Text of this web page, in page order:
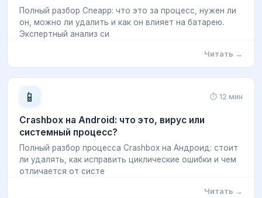
Полный разбор Cneapp: что это за процесс, нужен ли
он, можно ли удалить и как он влияет на батарею.
Экспертный анализ си
Читать →
📱 ⏱ 12 мин
Crashbox на Android: что это, вирус или
системный процесс?
Полный разбор процесса Crashbox на Андроид: стоит
ли удалять, как исправить циклические ошибки и чем
отличается от систе
Читать →